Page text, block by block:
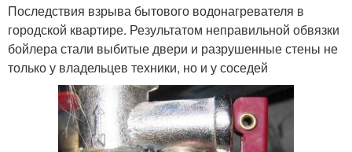
Последствия взрыва бытового водонагревателя в
городской квартире. Результатом неправильной обвязки
бойлера стали выбитые двери и разрушенные стены не
только у владельцев техники, но и у соседей